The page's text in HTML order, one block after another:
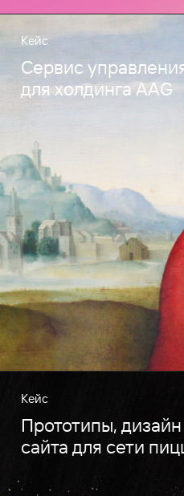
Кейс
Сервис
для холдинга AAG
Кейс
Прототипы,
сайта для сети